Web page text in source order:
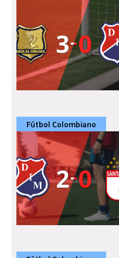
Fútbol Colombiano